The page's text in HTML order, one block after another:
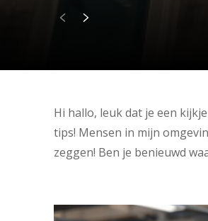
Hi hallo, leuk dat je een
tips! Mensen in mijn
zeggen! Ben je benieuwd